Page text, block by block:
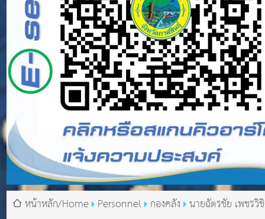
หน้าหลัก/Home Personnel กองคลัง นายฉัตรชัย เพชรวิ